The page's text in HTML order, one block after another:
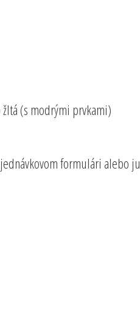
(s modrými prvkami)
formulári alebo ju